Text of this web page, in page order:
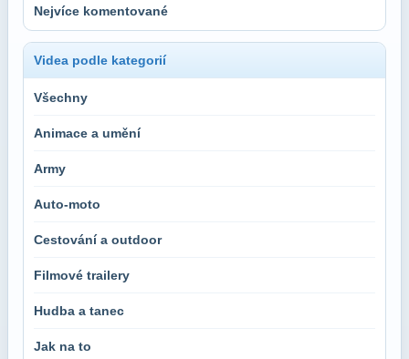
Nejvíce komentované
Videa podle kategorií
Všechny
Animace a umění
Army
Auto-moto
Cestování a outdoor
Filmové trailery
Hudba a tanec
Jak na to